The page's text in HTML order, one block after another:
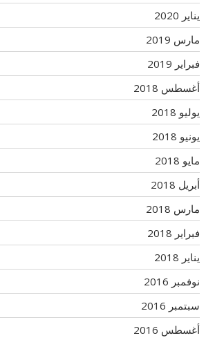
يناير 2020
مارس 2019
فبراير 2019
أغسطس 2018
يوليو 2018
يونيو 2018
مايو 2018
أبريل 2018
مارس 2018
فبراير 2018
يناير 2018
نوفمبر 2016
سبتمبر 2016
أغسطس 2016